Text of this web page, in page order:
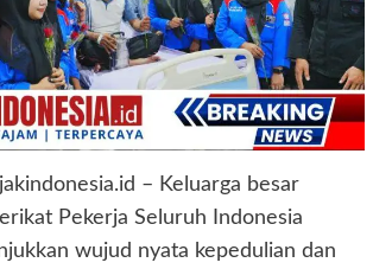
– Keluarga besar
Pekerja Seluruh Indonesia
wujud nyata kepedulian dan